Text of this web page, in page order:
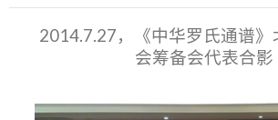
2014.7.27，《中华罗氏通谱
会筹备会代表合影